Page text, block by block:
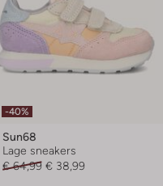
-40%
Sun68
Lage sneakers
€ 64,99 € 38,99